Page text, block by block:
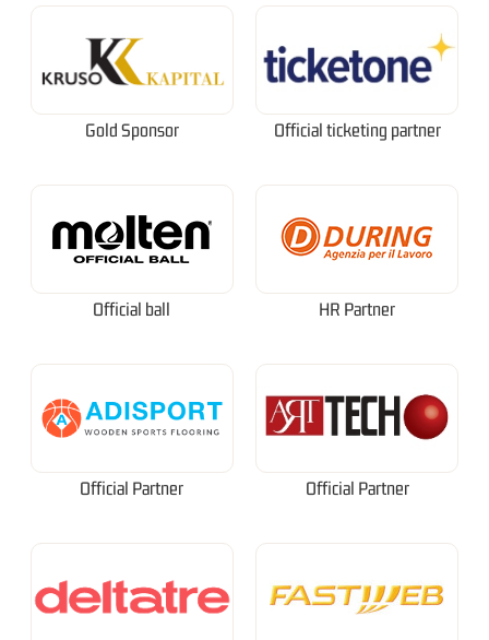
Gold Sponsor Official ticketing partner
Official ball HR Partner
Official Partner Official Partner